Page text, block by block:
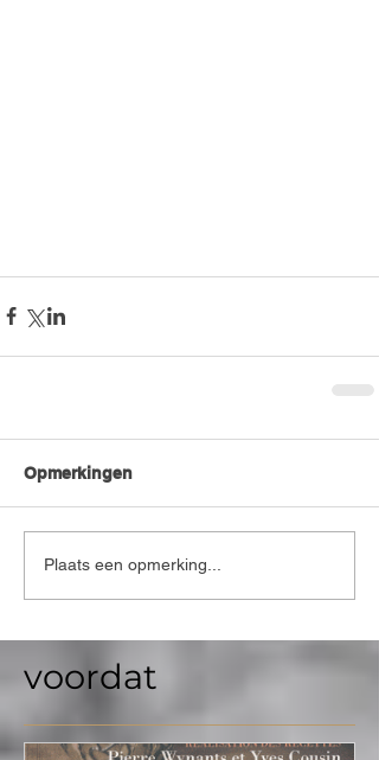
Opmerkingen
Plaats een opmerking...
voordat